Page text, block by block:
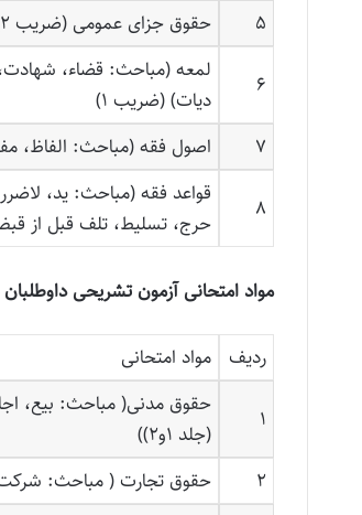
۵
حقوق جزای عمومی (ضریب ۲)
۶
لمعه (مباحث: قضاء،
دیات) (ضریب ۱)
۷
اصول فقه (مباحث: الفاظ،
۸
قواعد فقه (مباحث: ید،
حرج، تسلیط، تلف قبل از
مواد امتحانی آزمون تشریحی
ردیف مواد امتحانی
1
(جلد 1و2))
2 حقوق تجارت ( مباحث: شرکت‌ها (جلد 1) و